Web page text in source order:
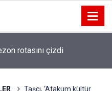
rotasını çizdi
Taşçı, ‘Atakum kültür